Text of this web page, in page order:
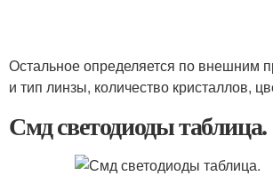
Остальное определяется по внешним
и тип линзы, количество кристаллов,
Смд светодиоды таблица.